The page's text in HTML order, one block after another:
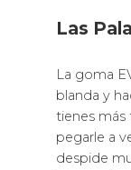
Las
La goma
blanda y
tienes más
pegarle a
despide